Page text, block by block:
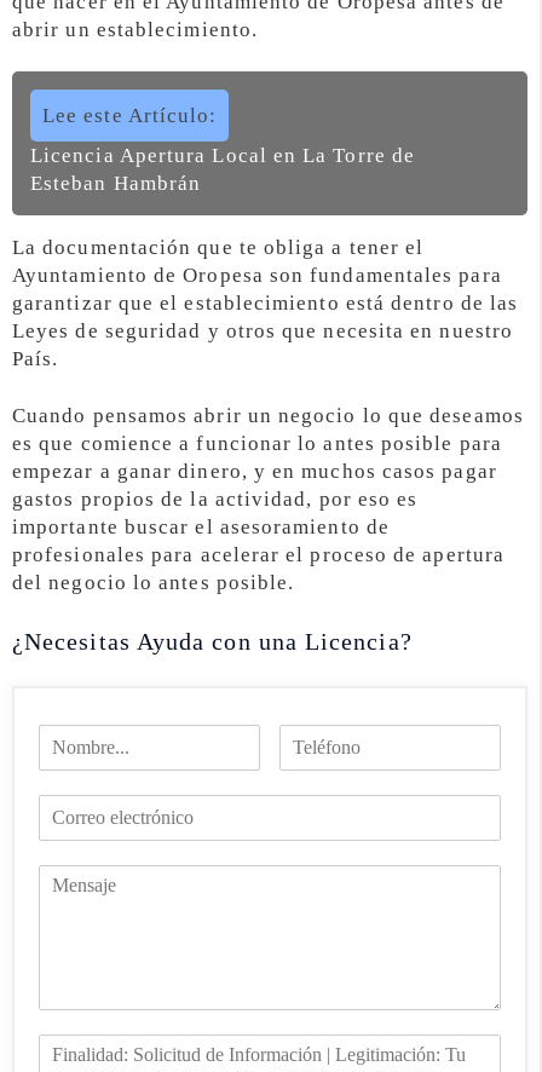
abrir un establecimiento.
Lee este Artículo:
Licencia Apertura Local en La Torre de
Esteban Hambrán
La documentación que te obliga a tener el
Ayuntamiento de Oropesa son fundamentales para
garantizar que el establecimiento está dentro de las
Leyes de seguridad y otros que necesita en nuestro
País.
Cuando pensamos abrir un negocio lo que deseamos
es que comience a funcionar lo antes posible para
empezar a ganar dinero, y en muchos casos pagar
gastos propios de la actividad, por eso es
importante buscar el asesoramiento de
profesionales para acelerar el proceso de apertura
del negocio lo antes posible.
¿Necesitas Ayuda con una Licencia?